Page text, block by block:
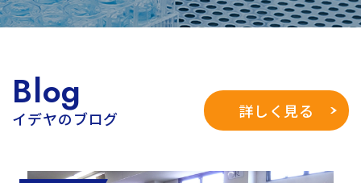
Blog
イデヤのブログ 詳しく見る